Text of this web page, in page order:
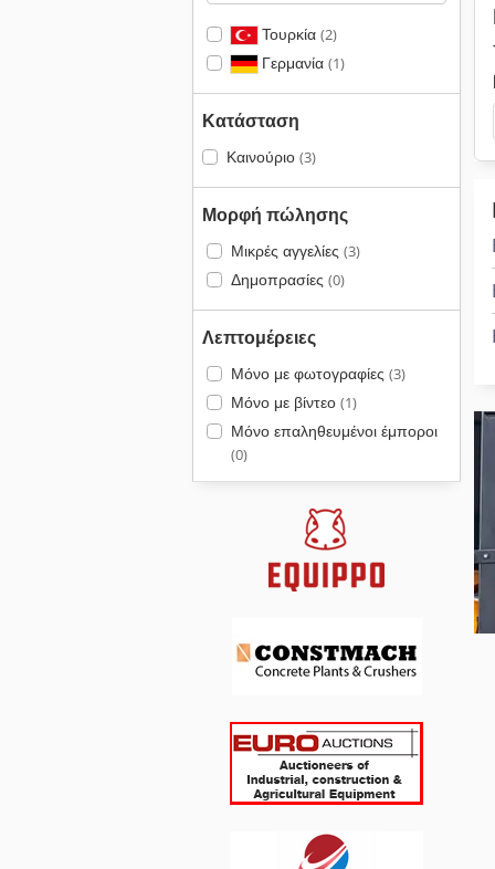
Τουρκία (2)
Γερμανία (1)
Κατάσταση
Καινούριο (3)
Μορφή πώλησης
Μικρές αγγελίες (3)
Δημοπρασίες (0)
Λεπτομέρειες
Μόνο με φωτογραφίες (3)
Μόνο με βίντεο (1)
Μόνο επαληθευμένοι έμποροι
(0)